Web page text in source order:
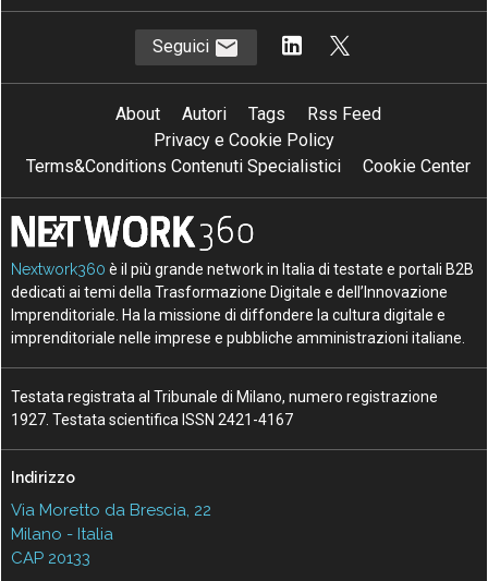
Seguici
About Autori Tags
Rss Feed
Privacy e Cookie Policy
Terms&Conditions Contenuti Specialistici
Cookie Center
Nextwork360 è il più grande network in Italia di testate e portali B2B
dedicati ai temi della Trasformazione Digitale e dell’Innovazione
Imprenditoriale. Ha la missione di diffondere la cultura digitale e
imprenditoriale nelle imprese e pubbliche amministrazioni italiane.
Testata registrata al Tribunale di Milano, numero registrazione
1927. Testata scientifica ISSN 2421-4167
Indirizzo
Via Moretto da Brescia, 22
Milano - Italia
CAP 20133